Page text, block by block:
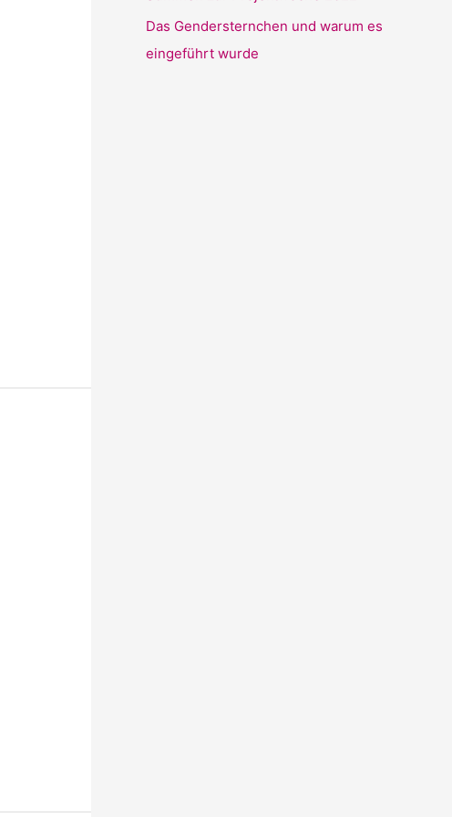
Das Gendersternchen und warum es
eingeführt wurde